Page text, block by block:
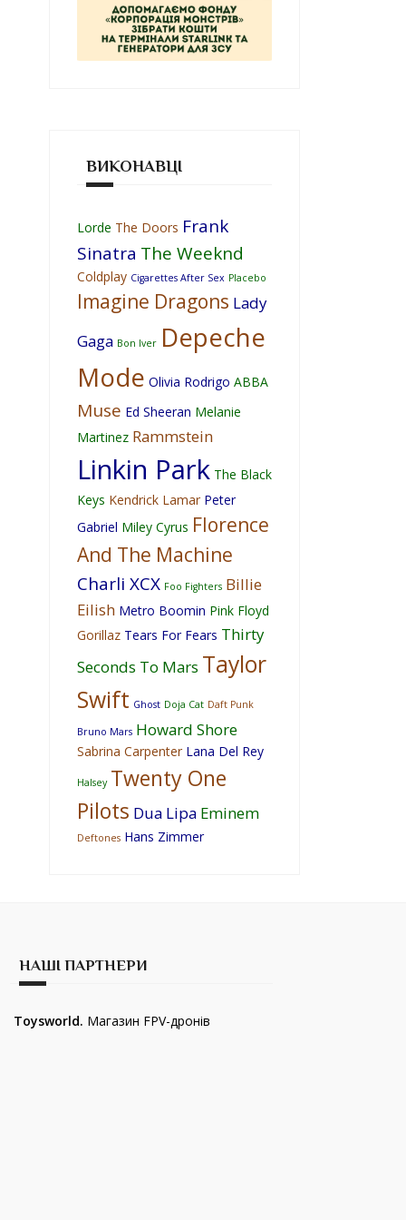
ВИКОНАВЦІ
Lorde The Doors Frank
Sinatra The Weeknd
Coldplay Cigarettes After Sex Placebo
Imagine Dragons Lady
Gaga Bon Iver Depeche
Mode Olivia Rodrigo ABBA
Muse Ed Sheeran Melanie
Martinez Rammstein
Linkin Park The Black
Keys Kendrick Lamar Peter
Gabriel Miley Cyrus Florence
And The Machine
Charli XCX Foo Fighters Billie
Eilish Metro Boomin Pink Floyd
Gorillaz Tears For Fears Thirty
Seconds To Mars Taylor
Swift Ghost Doja Cat Daft Punk
Bruno Mars Howard Shore
Sabrina Carpenter Lana Del Rey
Halsey Twenty One
Pilots Dua Lipa Eminem
Deftones Hans Zimmer
НАШІ ПАРТНЕРИ
Toysworld. Магазин FPV-дронів